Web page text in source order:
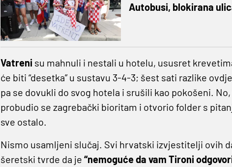
Autobusi, blokirana
Vatreni su mahnuli i nestali u hotelu, ususret
će biti “desetka” u sustavu 3-4-3; šest sati razlike
pa se dovukli do svog hotela i srušili kao pokošeni.
probudio se zagrebački bioritam i otvorio folder s
sve ostalo.
Nismo usamljeni slučaj. Svi hrvatski izvjestitelji ovih
šeretski tvrde da je “nemoguće da vam Tironi